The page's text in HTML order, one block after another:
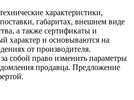
характеристики,
габаритах, внешнем виде
а также сертификаты и
характер и основываются на
от производителя.
собой право изменить параметры
продавца. Предложение